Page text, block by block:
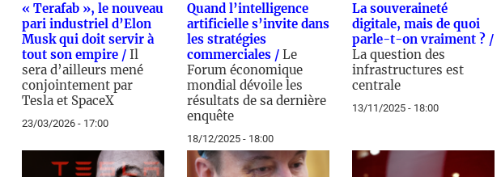
« Terafab », le nouveau
pari industriel d’Elon
Musk qui doit servir à
tout son empire / Il
sera d’ailleurs mené
conjointement par
Tesla et SpaceX
23/03/2026 - 17:00
Quand l’intelligence
artificielle s’invite dans
les stratégies
commerciales / Le
Forum économique
mondial dévoile les
résultats de sa dernière
enquête
18/12/2025 - 18:00
La souveraineté
digitale, mais de quoi
parle-t-on vraiment ? /
La question des
infrastructures est
centrale
13/11/2025 - 18:00